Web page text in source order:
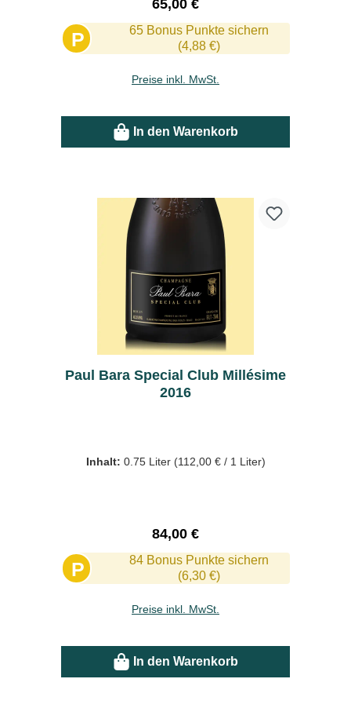
Regulärer Preis:
65,00 €
P
65 Bonus Punkte sichern
(4,88 €)
Preise inkl. MwSt.
In den Warenkorb
Paul Bara Special Club Millésime
2016
Inhalt: 0.75 Liter (112,00 € / 1 Liter)
Regulärer Preis:
84,00 €
P
84 Bonus Punkte sichern
(6,30 €)
Preise inkl. MwSt.
In den Warenkorb